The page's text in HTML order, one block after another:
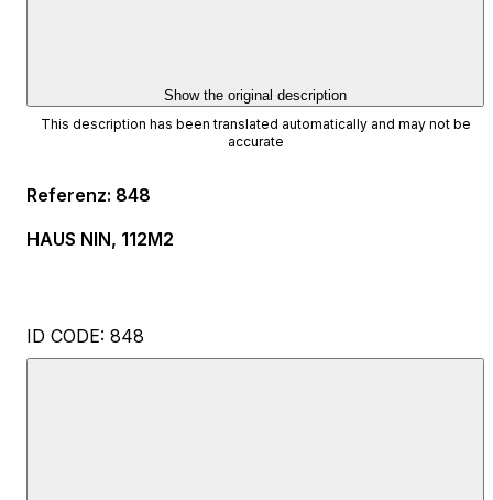
Show the original description
This description has been translated automatically and may not be
accurate
Referenz: 848
HAUS NIN, 112M2
ID CODE: 848